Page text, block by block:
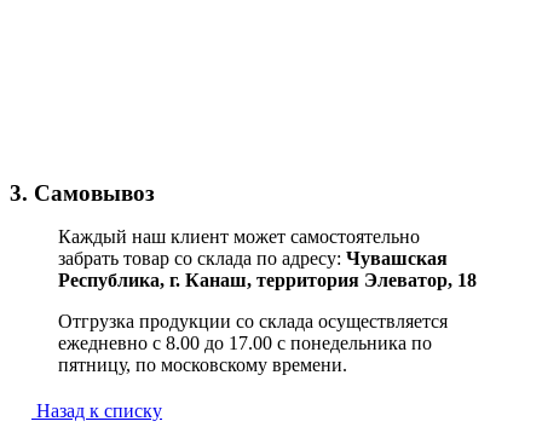
3. Самовывоз
Каждый наш клиент может самостоятельно
забрать товар со склада по адресу: Чувашская
Республика, г. Канаш, территория Элеватор, 18
Отгрузка продукции со склада осуществляется
ежедневно с 8.00 до 17.00 с понедельника по
пятницу, по московскому времени.
Назад к списку